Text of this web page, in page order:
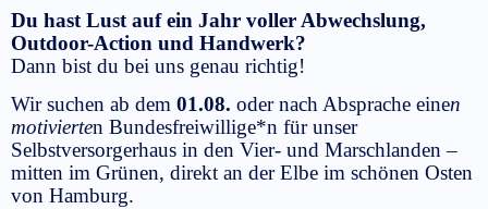
Du hast Lust auf ein Jahr voller Abwechslung,
Outdoor-Action und Handwerk?
Dann bist du bei uns genau richtig!
Wir suchen ab dem 01.08. oder nach Absprache einen
motivierten Bundesfreiwillige*n für unser
Selbstversorgerhaus in den Vier- und Marschlanden –
mitten im Grünen, direkt an der Elbe im schönen Osten
von Hamburg.